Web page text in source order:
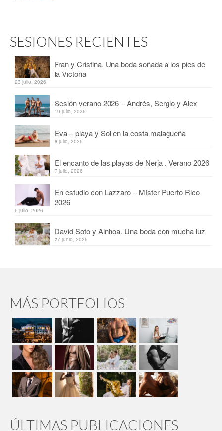
SESIONES RECIENTES
Fran y Cristina. Una boda soñada a los pies de
la Victoria
23 julio, 2026
Sesión verano 2026 – Andrés, Sergio y Alex
19 julio, 2026
Eva – playa y Sol en la costa malagueña
9 julio, 2026
El encanto de las playas de Nerja . Verano 2026
7 julio, 2026
En estudio con Lazzaro – Míster Puerto Rico
2026
6 julio, 2026
David Soto y Ainhoa. Una boda con mucha luz
27 junio, 2026
MÁS PORTFOLIOS
ÚLTIMAS PUBLICACIONES